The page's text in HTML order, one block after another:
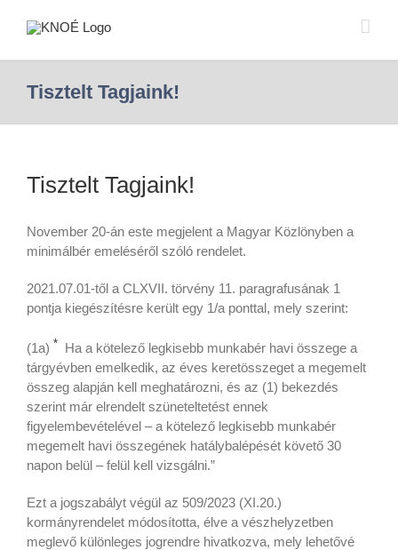
Tisztelt Tagjaink!
Tisztelt Tagjaink!
November 20-án este megjelent a Magyar Közlönyben a
minimálbér emeléséről szóló rendelet.
2021.07.01-től a CLXVII. törvény 11. paragrafusának 1
pontja kiegészítésre került egy 1/a ponttal, mely szerint:
(1a) *
Ha a kötelező legkisebb munkabér havi összege a
tárgyévben emelkedik, az éves keretösszeget a megemelt
összeg alapján kell meghatározni, és az (1) bekezdés
szerint már elrendelt szüneteltetést ennek
figyelembevételével – a kötelező legkisebb munkabér
megemelt havi összegének hatálybalépését követő 30
napon belül – felül kell vizsgálni.”
Ezt a jogszabályt végül az 509/2023 (XI.20.)
kormányrendelet módosította, élve a vészhelyzetben
meglevő különleges jogrendre hivatkozva, mely lehetővé